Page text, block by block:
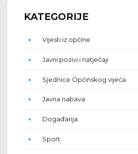
KATEGORIJE
Vijesti iz općine
Javni pozivi i natječaji
Sjednice Općinskog vijeća
Javna nabava
Događanja
Sport